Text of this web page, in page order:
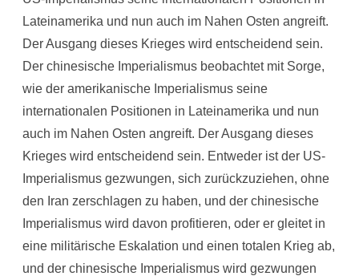
Lateinamerika und nun auch im Nahen Osten angreift.
Der Ausgang dieses Krieges wird entscheidend sein.
Der chinesische Imperialismus beobachtet mit Sorge,
wie der amerikanische Imperialismus seine
internationalen Positionen in Lateinamerika und nun
auch im Nahen Osten angreift. Der Ausgang dieses
Krieges wird entscheidend sein. Entweder ist der US-
Imperialismus gezwungen, sich zurückzuziehen, ohne
den Iran zerschlagen zu haben, und der chinesische
Imperialismus wird davon profitieren, oder er gleitet in
eine militärische Eskalation und einen totalen Krieg ab,
und der chinesische Imperialismus wird gezwungen